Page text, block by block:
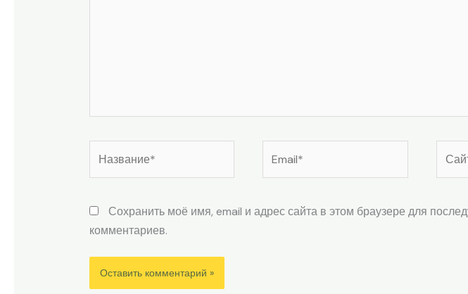
Сохранить моё имя, email и адрес сайта в этом браузере для
комментариев.